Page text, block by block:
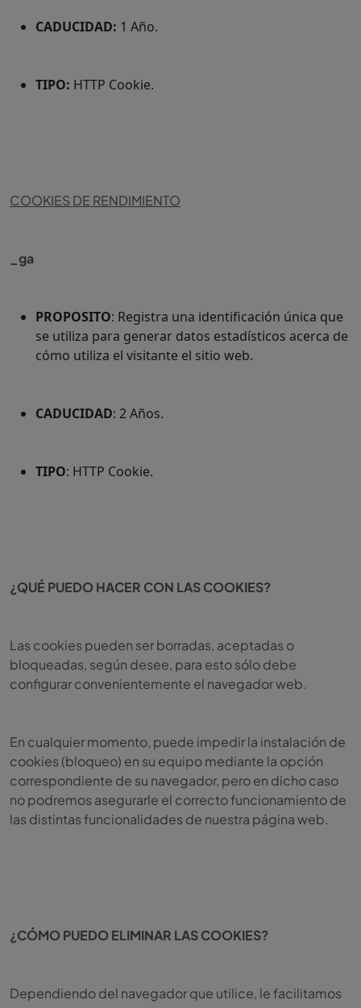
CADUCIDAD: 1 Año.
TIPO: HTTP Cookie.
COOKIES DE RENDIMIENTO
_ga
PROPOSITO: Registra una identificación única que
se utiliza para generar datos estadísticos acerca de
cómo utiliza el visitante el sitio web.
CADUCIDAD: 2 Años.
TIPO: HTTP Cookie.
¿QUÉ PUEDO HACER CON LAS COOKIES?
Las cookies pueden ser borradas, aceptadas o
bloqueadas, según desee, para esto sólo debe
configurar convenientemente el navegador web.
En cualquier momento, puede impedir la instalación de
cookies (bloqueo) en su equipo mediante la opción
correspondiente de su navegador, pero en dicho caso
no podremos asegurarle el correcto funcionamiento de
las distintas funcionalidades de nuestra página web.
¿CÓMO PUEDO ELIMINAR LAS COOKIES?
Dependiendo del navegador que utilice, le facilitamos